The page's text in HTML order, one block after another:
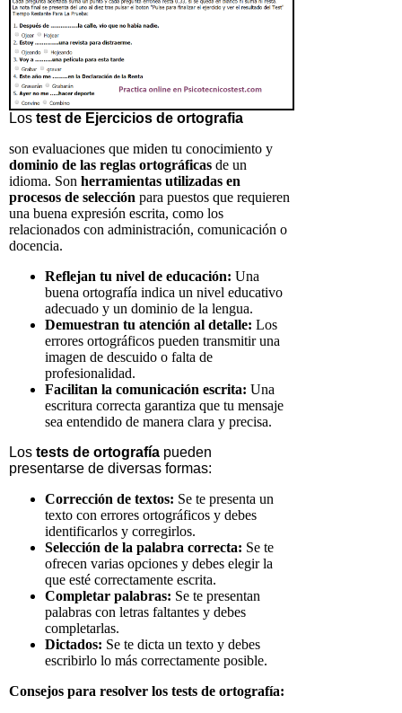
Los test de Ejercicios de ortografia
son evaluaciones que miden tu conocimiento y
dominio de las reglas ortográficas de un
idioma. Son herramientas utilizadas en
procesos de selección para puestos que requieren
una buena expresión escrita, como los
relacionados con administración, comunicación o
docencia.
Reflejan tu nivel de educación: Una
buena ortografía indica un nivel educativo
adecuado y un dominio de la lengua.
Demuestran tu atención al detalle: Los
errores ortográficos pueden transmitir una
imagen de descuido o falta de
profesionalidad.
Facilitan la comunicación escrita: Una
escritura correcta garantiza que tu mensaje
sea entendido de manera clara y precisa.
Los tests de ortografía pueden
presentarse de diversas formas:
Corrección de textos: Se te presenta un
texto con errores ortográficos y debes
identificarlos y corregirlos.
Selección de la palabra correcta: Se te
ofrecen varias opciones y debes elegir la
que esté correctamente escrita.
Completar palabras: Se te presentan
palabras con letras faltantes y debes
completarlas.
Dictados: Se te dicta un texto y debes
escribirlo lo más correctamente posible.
Consejos para resolver los tests de ortografía: